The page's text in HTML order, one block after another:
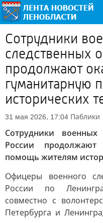
Сотрудники
следственных
продолжают
гуманитарную
исторических
31 мая 2026, 17:04 Паблики
Сотрудники
России продолжают
помощь жителям
Офицеры военного
России по
совместно с
Петербурга и